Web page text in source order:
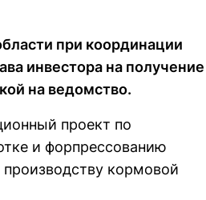
при координации
инвестора на получение
на ведомство.
проект по
и форпрессованию
кормовой